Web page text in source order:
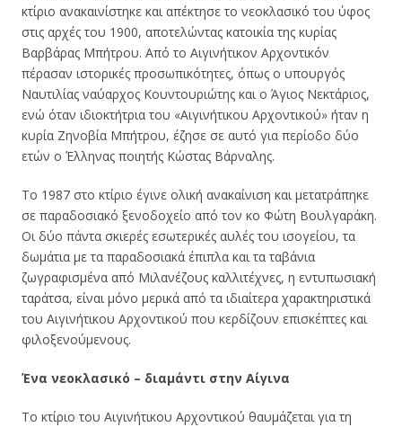
κτίριο ανακαινίστηκε και απέκτησε το νεοκλασικό του ύφος
στις αρχές του 1900, αποτελώντας κατοικία της κυρίας
Βαρβάρας Μπήτρου. Από το Αιγινήτικον Αρχοντικόν
πέρασαν ιστορικές προσωπικότητες, όπως ο υπουργός
Ναυτιλίας ναύαρχος Κουντουριώτης και ο Άγιος Νεκτάριος,
ενώ όταν ιδιοκτήτρια του «Αιγινήτικου Αρχοντικού» ήταν η
κυρία Ζηνοβία Μπήτρου, έζησε σε αυτό για περίοδο δύο
ετών ο Έλληνας ποιητής Κώστας Βάρναλης.
Το 1987 στο κτίριο έγινε ολική ανακαίνιση και μετατράπηκε
σε παραδοσιακό ξενοδοχείο από τον κο Φώτη Βουλγαράκη.
Οι δύο πάντα σκιερές εσωτερικές αυλές του ισογείου, τα
δωμάτια με τα παραδοσιακά έπιπλα και τα ταβάνια
ζωγραφισμένα από Μιλανέζους καλλιτέχνες, η εντυπωσιακή
ταράτσα, είναι μόνο μερικά από τα ιδιαίτερα χαρακτηριστικά
του Αιγινήτικου Αρχοντικού που κερδίζουν επισκέπτες και
φιλοξενούμενους.
Ένα νεοκλασικό – διαμάντι στην Αίγινα
Το κτίριο του Αιγινήτικου Αρχοντικού θαυμάζεται για τη